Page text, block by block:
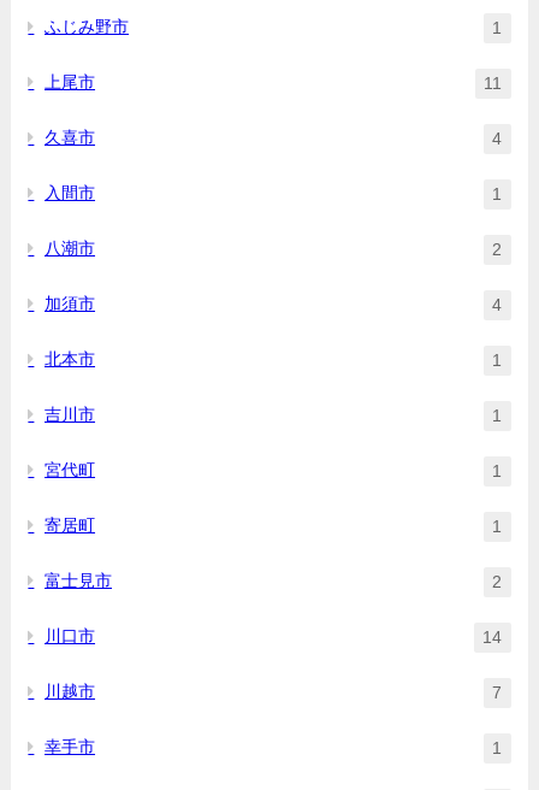
ふじみ野市 1
上尾市 11
久喜市 4
入間市 1
八潮市 2
加須市 4
北本市 1
吉川市 1
宮代町 1
寄居町 1
富士見市 2
川口市 14
川越市 7
幸手市 1